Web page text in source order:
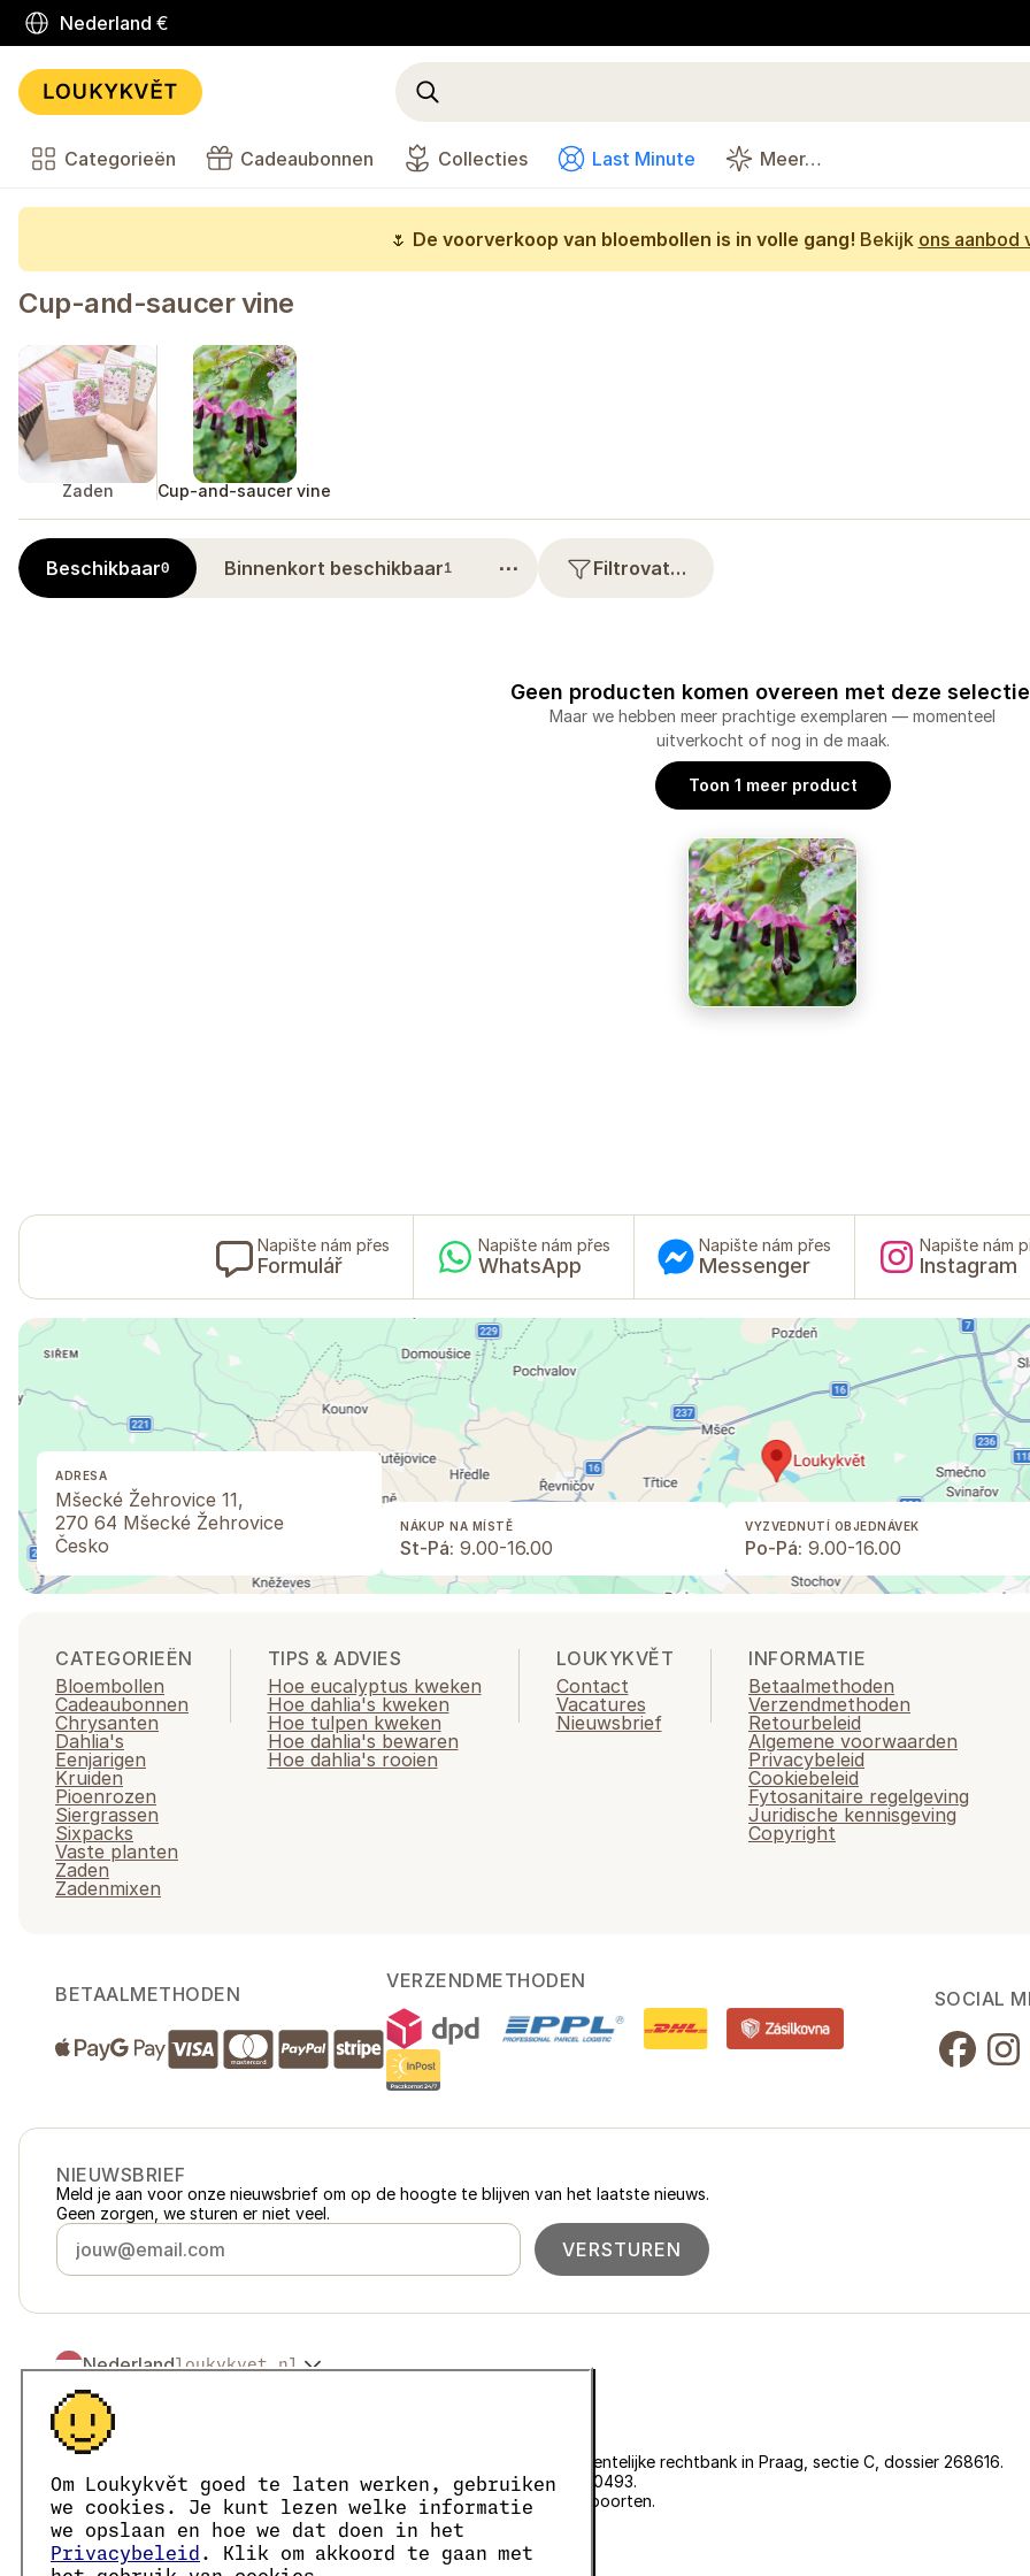
Om Loukykvět goed te laten werken, gebruiken
we cookies. Je kunt lezen welke informatie
we opslaan en hoe we dat doen in het
Privacybeleid . Klik om akkoord te gaan met
Nederland €
Categorieën Cadeaubonnen Collecties Last Minute Meer…
🌷 De voorverkoop van bloembollen is in volle gang! Bekijk ons aanbod
Cup-and-saucer vine
Zaden Cup-and-saucer vine
Beschikbaar0 Binnenkort beschikbaar1 ⋯ Filtrovat…
Geen producten komen overeen met deze
Maar we hebben meer prachtige exemplaren — momenteel
uitverkocht of nog in de maak.
Toon 1 meer product
Napište nám přes
Formulář
Napište nám přes
WhatsApp
Napište nám přes
Messenger
Napište nám
Instagram
ADRESA
Mšecké Žehrovice 11,
270 64 Mšecké Žehrovice
Česko
NÁKUP NA MÍSTĚ
St-Pá: 9.00-16.00
VYZVEDNUTÍ OBJEDNÁVEK
Po-Pá: 9.00-16.00
CATEGORIEËN
Bloembollen
Cadeaubonnen
Chrysanten
Dahlia's
Eenjarigen
Kruiden
Pioenrozen
Siergrassen
Sixpacks
Vaste planten
Zaden
Zadenmixen
TIPS & ADVIES
Hoe eucalyptus kweken
Hoe dahlia's kweken
Hoe tulpen kweken
Hoe dahlia's bewaren
Hoe dahlia's rooien
LOUKYKVĚT
Contact
Vacatures
Nieuwsbrief
INFORMATIE
Betaalmethoden
Verzendmethoden
Retourbeleid
Algemene voorwaarden
Privacybeleid
Cookiebeleid
Fytosanitaire regelgeving
Juridische kennisgeving
Copyright
BETAALMETHODEN
VERZENDMETHODEN
SOCIAL
NIEUWSBRIEF
Meld je aan voor onze nieuwsbrief om op de hoogte te blijven van het laatste nieuws.
Geen zorgen, we sturen er niet veel.
VERSTUREN
Nederlandloukykvet.nl
Česko
Slovensko
Polskaloukykvet.pl
Österreichloukykvet.at
Deutschlandloukykvet.de
Franceloukykvet.fr
Belgiëloukykvet.be
© 2016 →
Loukykvět s.r.o. staat ingeschreven in het handelsregister van de gemeentelijke rechtbank in Praag, sectie C, dossier 268616.
We zijn aangesloten bij het EKO-KOM-systeem onder nummer EKF00180493.
Wij gebruiken registratienummer 0636 voor de afgifte van plantenpaspoorten.
Ons KvK-nummer is 05663687, btw-nummer is CZ05663687.
Het ID van de data box is eng827q.
Het EORI-nummer is CZ05663687.